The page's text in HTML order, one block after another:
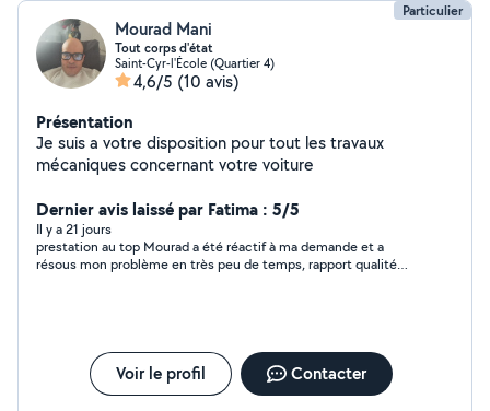
Particulier
Mourad Mani
Tout corps d'état
Saint-Cyr-l'École (Quartier 4)
4,6/5 (10 avis)
Présentation
Je suis a votre disposition pour tout les travaux
mécaniques concernant votre voiture
Dernier avis laissé par Fatima : 5/5
Il y a 21 jours
prestation au top Mourad a été réactif à ma demande et a
résous mon problème en très peu de temps, rapport qualité
Voir le profil Contacter